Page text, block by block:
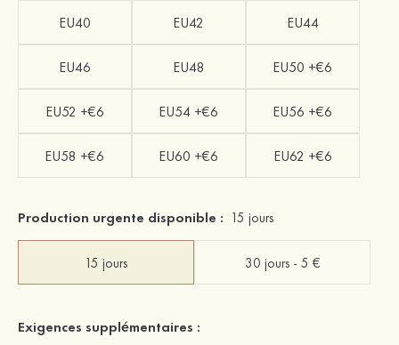
EU40 EU42 EU44
EU46 EU48 EU50 +€6
EU52 +€6 EU54 +€6 EU56 +€6
EU58 +€6 EU60 +€6 EU62 +€6
Production urgente disponible : 15 jours
15 jours 30 jours - 5 €
Exigences supplémentaires :